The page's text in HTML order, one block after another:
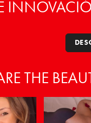
THE